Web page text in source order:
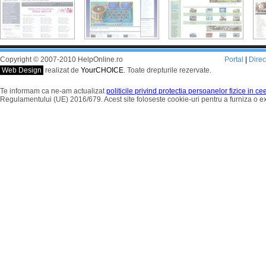
Copyright © 2007-2010 HelpOnline.ro
Web Design realizat de YourCHOICE. Toate drepturile rezervate.
Portal
Te informam ca ne-am actualizatpoliticile privind protectia persoanelor fizice in
Regulamentului (UE) 2016/679. Acest site foloseste cookie-uri pentru a furniza o